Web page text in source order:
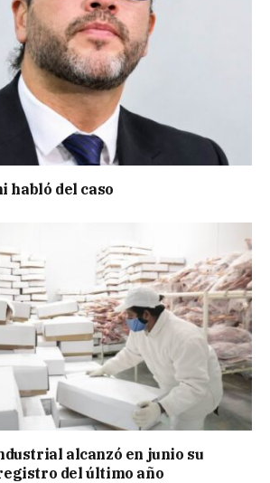
habló del caso
alcanzó en junio su
del último año